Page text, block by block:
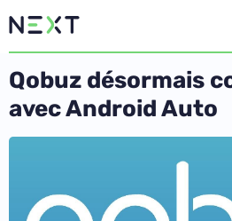
Qobuz désormais
avec Android Auto